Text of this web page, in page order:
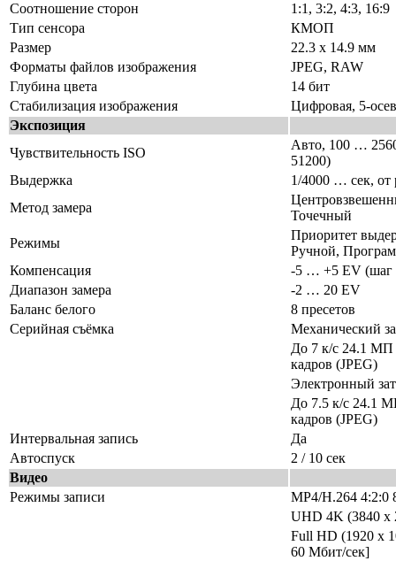
Соотношение сторон
1:1, 3:2, 4:3, 16:9
Тип сенсора
КМОП
Размер
22.3 x 14.9 мм
Форматы файлов изображения
JPEG, RAW
Глубина цвета
14 бит
Стабилизация изображения
Цифровая, 5-
Экспозиция
Чувствительность ISO
Авто, 100 …
51200)
Выдержка
1/4000 … сек, от
Метод замера
Точечный
Режимы
Приоритет
Ручной,
Компенсация
-5 … +5 EV (шаг
Диапазон замера
-2 … 20 EV
Баланс белого
8 пресетов
Серийная съёмка
Механический
До 7 к/с 24.1 МП
кадров (JPEG)
Электронный
До 7.5 к/с 24.1
кадров (JPEG)
Интервальная запись
Да
Автоспуск
2 / 10 сек
Видео
Режимы записи
MP4/H.264 4:2:0
UHD 4K (3840 x
Full HD (1920 x
60 Мбит/сек]